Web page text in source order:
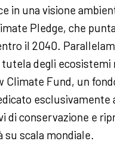
in una visione
Pledge, che
il 2040.
degli
Climate Fund, un
esclusivamente
di conservazione e
su scala mondiale.